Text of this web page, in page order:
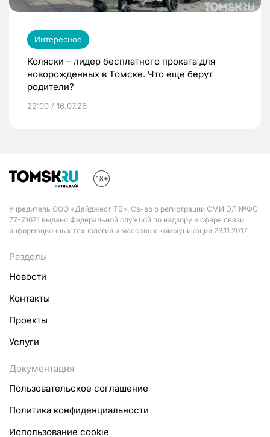
Интересное
Коляски – лидер бесплатного проката для
новорожденных в Томске. Что еще берут
родители?
22:00 / 16.07.26
Учредитель ООО «Дайджест ТВ». Св-во о регистрации СМИ ЭЛ №ФС
77-71671 выдано Федеральной службой по надзору в сфере связи,
информационных технологий и массовых коммуникаций 23.11.2017
Разделы
Новости
Контакты
Проекты
Услуги
Документация
Пользовательское соглашение
Политика конфиденциальности
Использование cookie